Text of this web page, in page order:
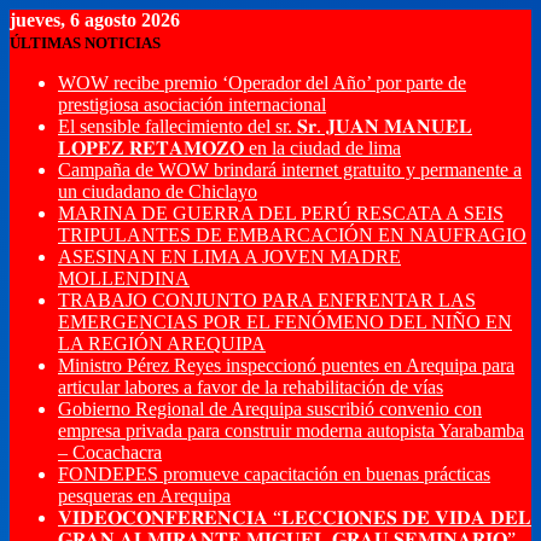
jueves, 6 agosto 2026
ÚLTIMAS NOTICIAS
WOW recibe premio ‘Operador del Año’ por parte de
prestigiosa asociación internacional
El sensible fallecimiento del sr. 𝐒𝐫. 𝐉𝐔𝐀𝐍 𝐌𝐀𝐍𝐔𝐄𝐋
𝐋𝐎𝐏𝐄𝐙 𝐑𝐄𝐓𝐀𝐌𝐎𝐙𝐎 en la ciudad de lima
Campaña de WOW brindará internet gratuito y permanente a
un ciudadano de Chiclayo
MARINA DE GUERRA DEL PERÚ RESCATA A SEIS
TRIPULANTES DE EMBARCACIÓN EN NAUFRAGIO
ASESINAN EN LIMA A JOVEN MADRE
MOLLENDINA
TRABAJO CONJUNTO PARA ENFRENTAR LAS
EMERGENCIAS POR EL FENÓMENO DEL NIÑO EN
LA REGIÓN AREQUIPA
Ministro Pérez Reyes inspeccionó puentes en Arequipa para
articular labores a favor de la rehabilitación de vías
Gobierno Regional de Arequipa suscribió convenio con
empresa privada para construir moderna autopista Yarabamba
– Cocachacra
FONDEPES promueve capacitación en buenas prácticas
pesqueras en Arequipa
𝐕𝐈𝐃𝐄𝐎𝐂𝐎𝐍𝐅𝐄𝐑𝐄𝐍𝐂𝐈𝐀 “𝐋𝐄𝐂𝐂𝐈𝐎𝐍𝐄𝐒 𝐃𝐄 𝐕𝐈𝐃𝐀 𝐃𝐄𝐋